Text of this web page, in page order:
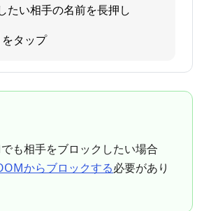
たい相手の名前を長押し
をタップ
も相手をブロックしたい場合
からブロックする必要があり